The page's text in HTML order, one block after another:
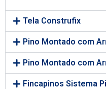
Tela Construfix
Pino Montado com
Pino Montado com
Fincapinos Sistema